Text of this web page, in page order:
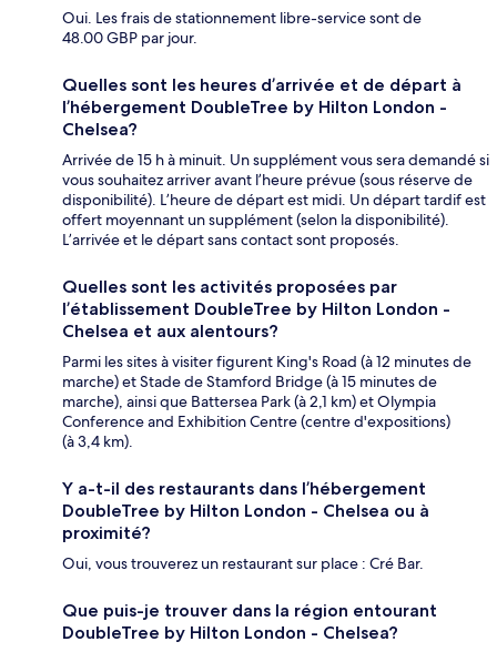
Oui. Les frais de stationnement libre-service sont de
48.00 GBP par jour.
Quelles sont les heures d’arrivée et de départ à
l’hébergement DoubleTree by Hilton London -
Chelsea?
Arrivée de 15 h à minuit. Un supplément vous sera demandé si
vous souhaitez arriver avant l’heure prévue (sous réserve de
disponibilité). L’heure de départ est midi. Un départ tardif est
offert moyennant un supplément (selon la disponibilité).
L’arrivée et le départ sans contact sont proposés.
Quelles sont les activités proposées par
l’établissement DoubleTree by Hilton London -
Chelsea et aux alentours?
Parmi les sites à visiter figurent King's Road (à 12 minutes de
marche) et Stade de Stamford Bridge (à 15 minutes de
marche), ainsi que Battersea Park (à 2,1 km) et Olympia
Conference and Exhibition Centre (centre d'expositions)
(à 3,4 km).
Y a-t-il des restaurants dans l’hébergement
DoubleTree by Hilton London - Chelsea ou à
proximité?
Oui, vous trouverez un restaurant sur place : Cré Bar.
Que puis-je trouver dans la région entourant
DoubleTree by Hilton London - Chelsea?